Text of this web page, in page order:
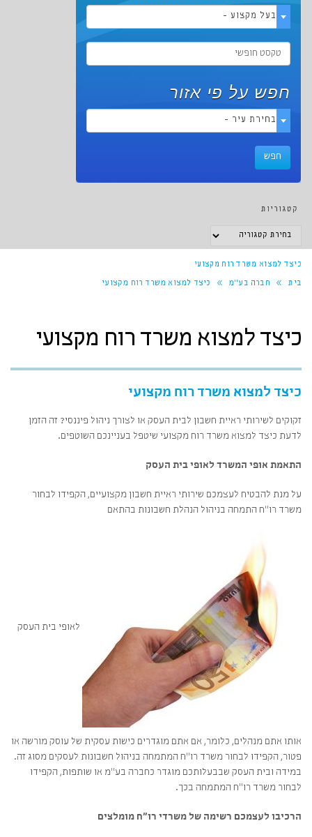
- בעל מקצוע -
חפש על פי אזור
- בחירת עיר -
קטגוריות
קטגוריות
כיצד למצוא משרד רוח מקצועי
בית » חברה בע"מ » כיצד למצוא משרד רוח מקצועי
כיצד למצוא משרד רוח מקצועי
כיצד למצוא משרד רוח מקצועי
זקוקים לשירותי ראיית חשבון לבית העסק או לצורך ניהול פיננסי? זה הזמן
לדעת כיצד למצוא משרד רוח מקצועי שיטפל בעניינכם השוטפים.
התאמת אופי המשרד לאופי בית העסק
על מנת להבטיח לעצמכם שירותי ראיית חשבון מקצועיים, הקפידו לבחור
משרד רו"ח התמחה בניהול הנהלת חשבונות בהתאם
לאופי בית העסק
אותו אתם מנהלים, כלומר, אם אתם מוגדרים כישות עסקית של עוסק מורשה או
פטור, הקפידו לבחור משרד רו"ח המתמחה בניהול חשבונות לעסקים מסוג זה.
במידה ובית העסק שבבעלותכם מוגדר כחברה בע"מ או שותפות, הקפידו
לבחור משרד רו"ח המתמחה בכך.
הרכיבו לעצמכם רשימה של משרדי רו"ח מומלצים